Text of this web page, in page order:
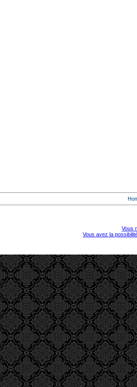
Vous
Vous avez la